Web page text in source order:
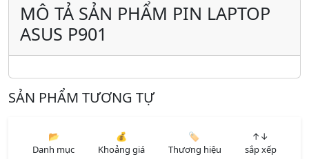
MÔ TẢ SẢN PHẨM PIN LAPTOP
ASUS P901
SẢN PHẨM TƯƠNG TỰ
📂
Danh mục
💰
Khoảng giá
🏷️
Thương hiệu
↑↓
sắp xếp